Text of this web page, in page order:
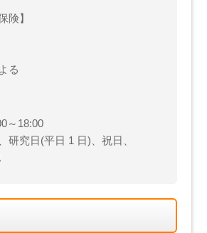
険】
る
～18:00
研究日(平日 1 日)、祝日、